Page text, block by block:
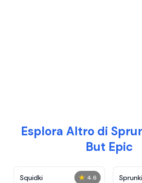
Esplora Altro di
But Epic
★ 4.6
Squidki